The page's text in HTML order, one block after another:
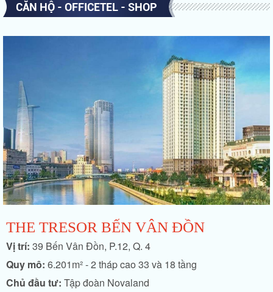
CĂN HỘ - OFFICETEL - SHOP
THE TRESOR BẾN VÂN ĐỒN
Vị trí: 39 Bến Vân Đồn, P.12, Q. 4
Quy mô: 6.201m² - 2 tháp cao 33 và 18 tầng
Chủ đầu tư: Tập đoàn Novaland